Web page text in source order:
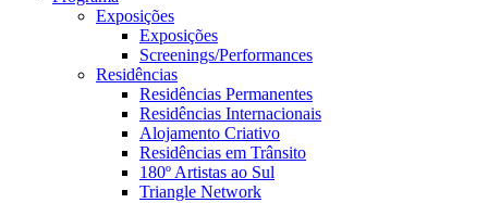
Exposições
Exposições
Screenings/Performances
Residências
Residências Permanentes
Residências Internacionais
Alojamento Criativo
Residências em Trânsito
180º Artistas ao Sul
Triangle Network